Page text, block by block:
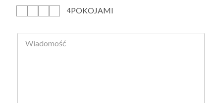
4POKOJAMI